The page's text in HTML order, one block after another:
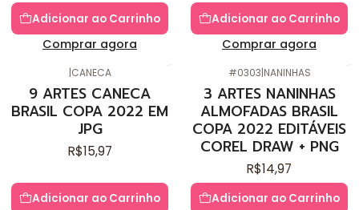
Adicionar ao Carrinho
Comprar agora
Adicionar ao Carrinho
Comprar agora
|CANECA
9 ARTES CANECA
BRASIL COPA 2022 EM
JPG
R$15,97
Adicionar ao Carrinho
#0303|NANINHAS
3 ARTES NANINHAS
ALMOFADAS BRASIL
COPA 2022 EDITÁVEIS
COREL DRAW + PNG
R$14,97
Adicionar ao Carrinho